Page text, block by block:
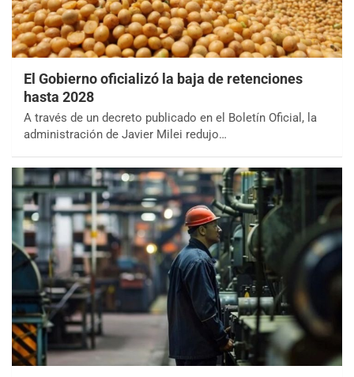
El Gobierno oficializó la baja de retenciones
hasta 2028
A través de un decreto publicado en el Boletín Oficial, la
administración de Javier Milei redujo…